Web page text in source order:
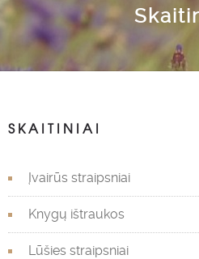
SKAITINIAI
Įvairūs straipsniai
Knygų ištraukos
Lūšies straipsniai